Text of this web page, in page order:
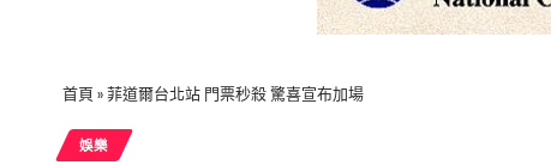
首頁 »菲道爾台北站 門票秒殺 驚喜宣布加場
娛樂